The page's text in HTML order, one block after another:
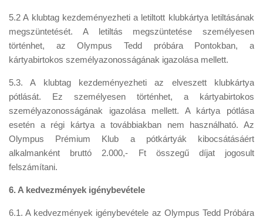
5.2 A klubtag kezdeményezheti a letiltott klubkártya letiltásának
megszüntetését. A letiltás megszüntetése személyesen
történhet, az Olympus Tedd próbára Pontokban, a
kártyabirtokos személyazonosságának igazolása mellett.
5.3. A klubtag kezdeményezheti az elveszett klubkártya
pótlását. Ez személyesen történhet, a kártyabirtokos
személyazonosságának igazolása mellett. A kártya pótlása
esetén a régi kártya a továbbiakban nem használható. Az
Olympus Prémium Klub a pótkártyák kibocsátásáért
alkalmanként bruttó 2.000,- Ft összegű díjat jogosult
felszámítani.
6. A kedvezmények igénybevétele
6.1. A kedvezmények igénybevétele az Olympus Tedd Próbára